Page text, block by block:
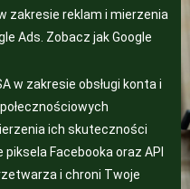
zakresie reklam i mierzenia
Ads. Zobacz jak Google
w zakresie obsługi konta i
ich skuteczności
Facebooka oraz API
i chroni Twoje